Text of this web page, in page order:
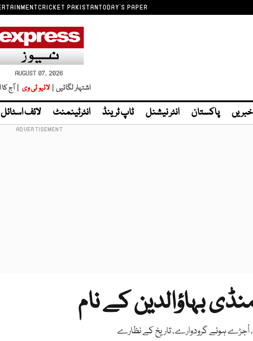
CRICKET PAKISTANTODAY'S PAPER
AUGUST 07, 2026
اشتہار لگائیں | لائیو ٹی وی | آج کا
پاکستان انٹر نیشنل ٹاپ ٹرینڈ انٹرٹینمنٹ لائف اسٹائل
بہاؤالدین کے نام
ہوئے گرودوارے، تاریخ کے نظارے